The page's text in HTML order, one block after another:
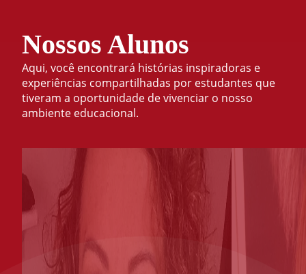
Nossos Alunos
Aqui, você encontrará histórias inspiradoras e
experiências compartilhadas por estudantes que
tiveram a oportunidade de vivenciar o nosso
ambiente educacional.